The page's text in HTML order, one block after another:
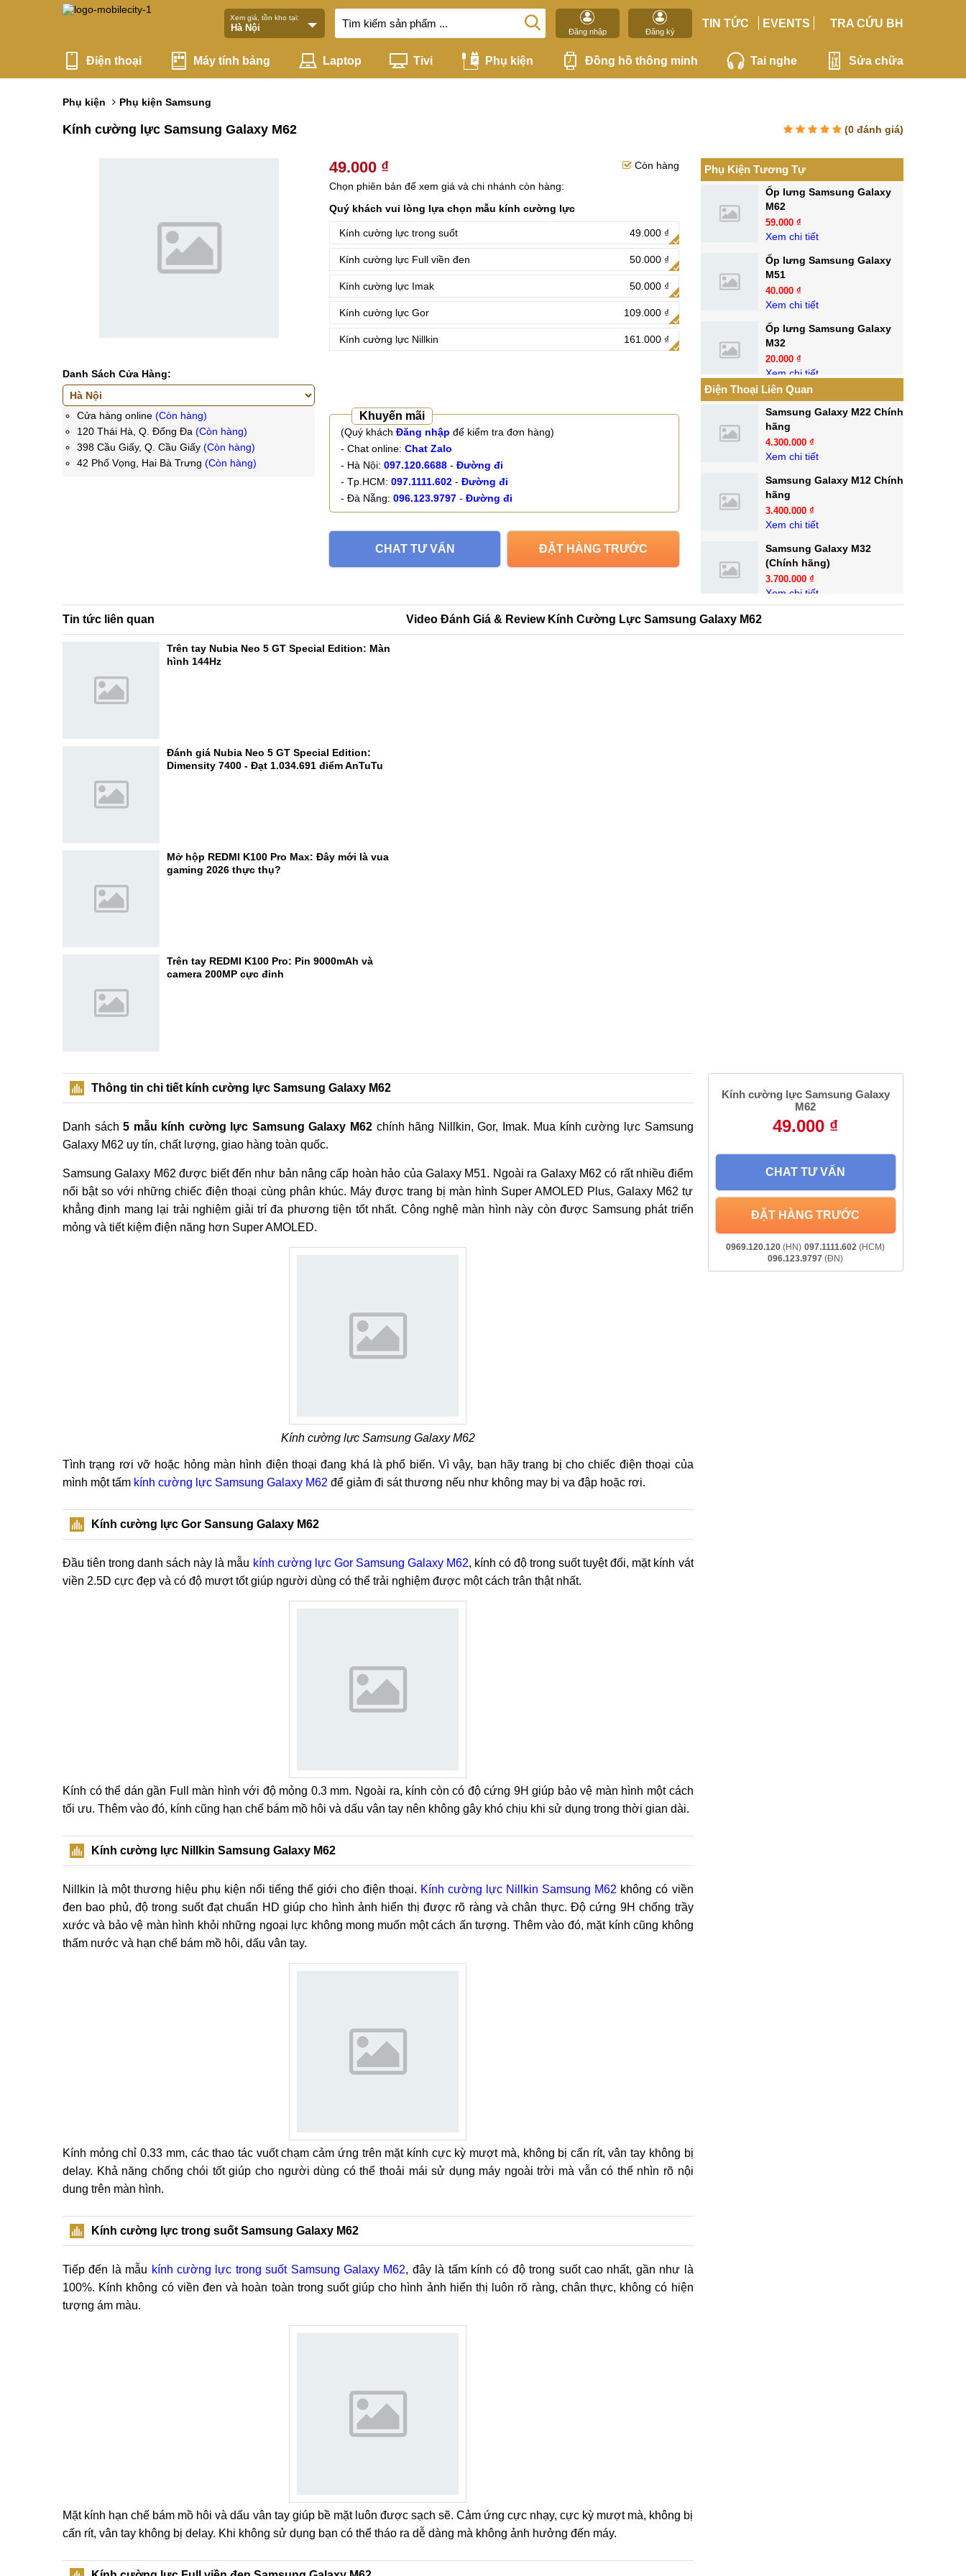
Xem giá, tồn kho tại:
Đăng nhập Đăng ký
TIN TỨC EVENTS TRA CỨU BH
Điện thoại Máy tính bảng Laptop Tivi Phụ kiện Đồng hồ thông minh Tai nghe Sửa chữa
Phụ kiện Phụ kiện Samsung
Kính cường lực Samsung Galaxy M62 (0 đánh giá)
Danh Sách Cửa Hàng:
Cửa hàng online (Còn hàng)
120 Thái Hà, Q. Đống Đa (Còn hàng)
398 Cầu Giấy, Q. Cầu Giấy (Còn hàng)
42 Phố Vọng, Hai Bà Trưng (Còn hàng)
49.000 ₫
Còn hàng
Chọn phiên bản để xem giá và chi nhánh còn hàng:
Quý khách vui lòng lựa chọn mẫu kính cường lực
Kính cường lực trong suốt 49.000 ₫
Kính cường lực Full viền đen 50.000 ₫
Kính cường lực Imak 50.000 ₫
Kính cường lực Gor 109.000 ₫
Kính cường lực Nillkin 161.000 ₫
Khuyến mãi
(Quý khách Đăng nhập để kiểm tra đơn hàng)
- Chat online: Chat Zalo
- Hà Nội: 097.120.6688 - Đường đi
- Tp.HCM: 097.1111.602 - Đường đi
- Đà Nẵng: 096.123.9797 - Đường đi
CHAT TƯ VẤN ĐẶT HÀNG TRƯỚC
Phụ Kiện Tương Tự
Ốp lưng Samsung Galaxy
M62
59.000 ₫
Xem chi tiết
Ốp lưng Samsung Galaxy
M51
40.000 ₫
Xem chi tiết
Ốp lưng Samsung Galaxy
M32
20.000 ₫
Xem chi tiết
Điện Thoại Liên Quan
Samsung Galaxy M22 Chính
hãng
4.300.000 ₫
Xem chi tiết
Samsung Galaxy M12 Chính
hãng
3.400.000 ₫
Xem chi tiết
Samsung Galaxy M32
(Chính hãng)
3.700.000 ₫
Xem chi tiết
Tin tức liên quan
Trên tay Nubia Neo 5 GT Special Edition: Màn
hình 144Hz
Đánh giá Nubia Neo 5 GT Special Edition:
Dimensity 7400 - Đạt 1.034.691 điểm AnTuTu
Mở hộp REDMI K100 Pro Max: Đây mới là vua
gaming 2026 thực thụ?
Trên tay REDMI K100 Pro: Pin 9000mAh và
camera 200MP cực đỉnh
Video Đánh Giá & Review Kính Cường Lực Samsung Galaxy M62
Thông tin chi tiết kính cường lực Samsung Galaxy M62
Danh sách5 mẫu kính cường lực Samsung Galaxy M62chính hãng Nillkin, Gor, Imak. Mua kính cường lực Samsung
Galaxy M62 uy tín, chất lượng, giao hàng toàn quốc.
Samsung Galaxy M62 được biết đến như bản nâng cấp hoàn hảo của Galaxy M51. Ngoài ra Galaxy M62 có rất nhiều điểm
nổi bật so với những chiếc điện thoại cùng phân khúc. Máy được trang bị màn hình Super AMOLED Plus, Galaxy M62 tự
khẳng định mang lại trải nghiệm giải trí đa phương tiện tốt nhất. Công nghệ màn hình này còn được Samsung phát triển
mỏng và tiết kiệm điện năng hơn Super AMOLED.
Kính cường lực Samsung Galaxy M62
Tình trạng rơi vỡ hoặc hỏng màn hình điện thoại đang khá là phổ biến. Vì vậy, bạn hãy trang bị cho chiếc điện thoại của
mình một tấm kính cường lực Samsung Galaxy M62 để giảm đi sát thương nếu như không may bị va đập hoặc rơi.
Kính cường lực Gor Sansung Galaxy M62
Đầu tiên trong danh sách này là mẫu kính cường lực Gor Samsung Galaxy M62, kính có độ trong suốt tuyệt đối, mặt kính vát
viền 2.5D cực đẹp và có độ mượt tốt giúp người dùng có thể trải nghiệm được một cách trân thật nhất.
Kính có thể dán gần Full màn hình với độ mỏng 0.3 mm. Ngoài ra, kính còn có độ cứng 9H giúp bảo vệ màn hình một cách
tối ưu. Thêm vào đó, kính cũng hạn chế bám mồ hôi và dấu vân tay nên không gây khó chịu khi sử dụng trong thời gian dài.
Kính cường lực Nillkin Samsung Galaxy M62
Nillkin là một thương hiệu phụ kiện nổi tiếng thế giới cho điện thoại. Kính cường lực Nillkin Samsung M62 không có viền
đen bao phủ, độ trong suốt đạt chuẩn HD giúp cho hình ảnh hiển thị được rõ ràng và chân thực. Độ cứng 9H chống trầy
xước và bảo vệ màn hình khỏi những ngoại lực không mong muốn một cách ấn tượng. Thêm vào đó, mặt kính cũng không
thấm nước và hạn chế bám mồ hôi, dấu vân tay.
Kính mỏng chỉ 0.33 mm, các thao tác vuốt chạm cảm ứng trên mặt kính cực kỳ mượt mà, không bị cấn rít, vân tay không bị
delay. Khả năng chống chói tốt giúp cho người dùng có thể thoải mái sử dụng máy ngoài trời mà vẫn có thể nhìn rõ nội
dung trên màn hình.
Kính cường lực trong suốt Samsung Galaxy M62
Tiếp đến là mẫu kính cường lực trong suốt Samsung Galaxy M62, đây là tấm kính có độ trong suốt cao nhất, gần như là
100%. Kính không có viền đen và hoàn toàn trong suốt giúp cho hình ảnh hiển thị luôn rõ ràng, chân thực, không có hiện
tượng ám màu.
Mặt kính hạn chế bám mồ hôi và dấu vân tay giúp bề mặt luôn được sạch sẽ. Cảm ứng cực nhạy, cực kỳ mượt mà, không bị
cấn rít, vân tay không bị delay. Khi không sử dụng bạn có thể tháo ra dễ dàng mà không ảnh hưởng đến máy.
Kính cường lực Samsung Galaxy
M62
49.000 ₫
CHAT TƯ VẤN
ĐẶT HÀNG TRƯỚC
0969.120.120 (HN) 097.1111.602 (HCM)
096.123.9797 (ĐN)